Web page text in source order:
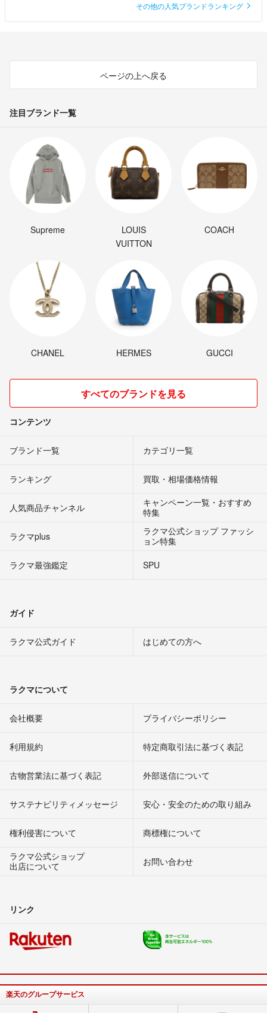
その他の人気ブランドランキング
ページの上へ戻る
注目ブランド一覧
Supreme
LOUIS
VUITTON
COACH
CHANEL HERMES GUCCI
すべてのブランドを見る
コンテンツ
ブランド一覧 カテゴリ一覧
ランキング 買取・相場価格情報
人気商品チャンネル
キャンペーン一覧・おすすめ
特集
ラクマplus
ラクマ公式ショップ ファッシ
ョン特集
ラクマ最強鑑定
SPU
ガイド
ラクマ公式ガイド はじめての方へ
ラクマについて
会社概要 プライバシーポリシー
利用規約 特定商取引法に基づく表記
古物営業法に基づく表記 外部送信について
サステナビリティメッセージ 安心・安全のための取り組み
権利侵害について
商標権について
ラクマ公式ショップ
出店について
お問い合わせ
リンク
楽天のグループサービス